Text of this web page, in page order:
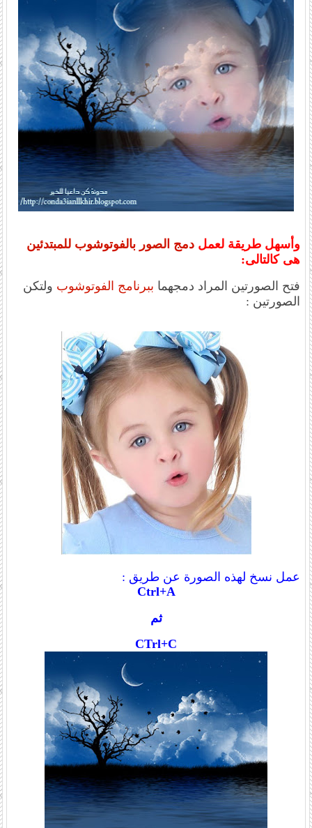
وأسهل طريقة لعملدمج الصور بالفوتوشوب للمبتدئين
هى كالتالى:
فتح الصورتين المراد دمجهما ببرنامج الفوتوشوب ولتكن
الصورتين :
عمل نسخ لهذه الصورة عن طريق :
Ctrl+A
ثم
CTrl+C